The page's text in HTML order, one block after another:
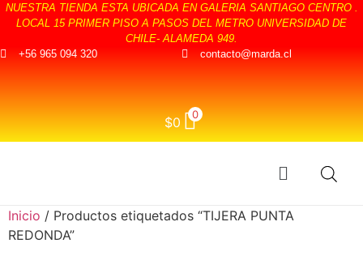
NUESTRA TIENDA ESTA UBICADA EN GALERIA SANTIAGO CENTRO .
LOCAL 15 PRIMER PISO A PASOS DEL METRO UNIVERSIDAD DE
CHILE- ALAMEDA 949.
+56 965 094 320
contacto@marda.cl
$0 0
Inicio / Productos etiquetados “TIJERA PUNTA
REDONDA”